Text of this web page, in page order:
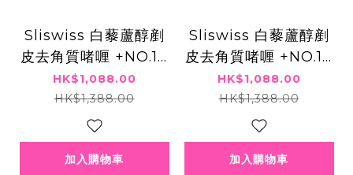
Sliswiss 白藜蘆醇剷
皮去角質啫喱 +NO.10
幹細胞HIFU皇后面霜
X1+ 白藜蘆醇爆水 GE
L X1+ 3號袪斑精華X1
+ 4號激白皇精華 X1
HK$1,088.00
HK$1,388.00
加入購物車
Sliswiss 白藜蘆醇剷
皮去角質啫喱 +NO.10
幹細胞HIFU皇后面霜
X1+ 白藜蘆醇爆水 GE
L X1+ NO.1 填充精華
X1+ NO.2 V面小顏精
華 X1
HK$1,088.00
HK$1,388.00
加入購物車